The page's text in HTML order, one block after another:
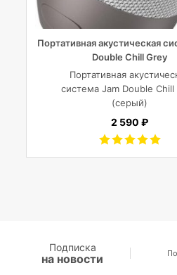
Портативная акустическая
Double Chill Grey
Портативная
система Jam Double Chill
(серый)
2 590 ₽
Подписка
на новости